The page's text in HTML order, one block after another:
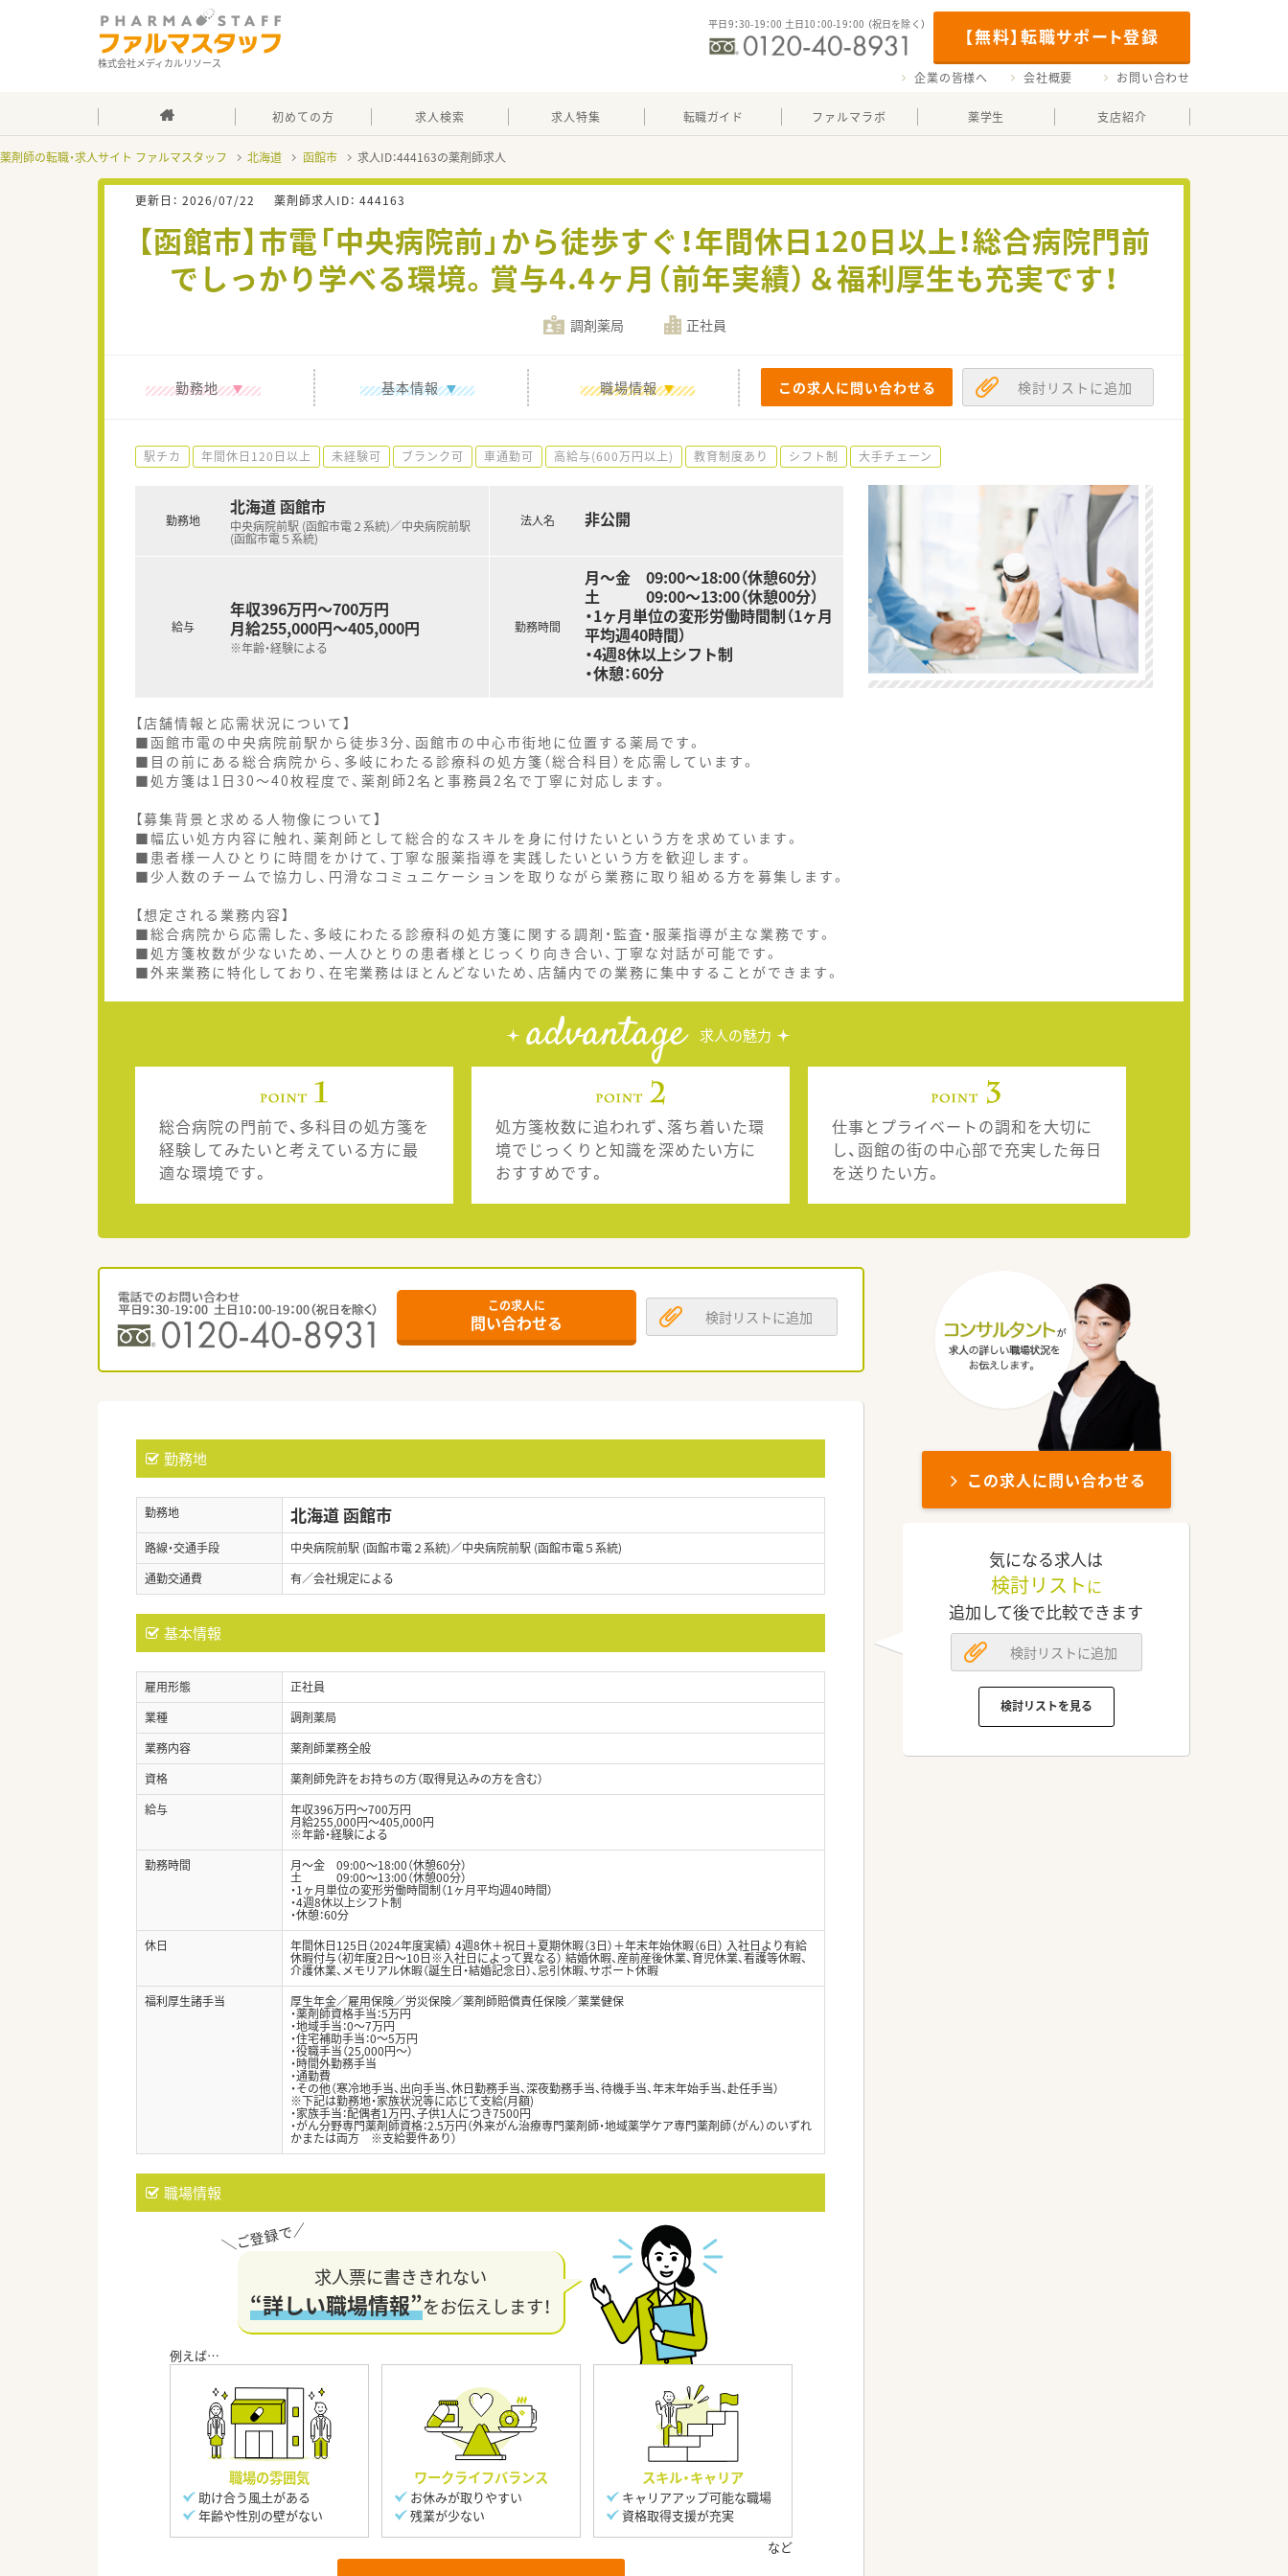
株式会社メディカルリソース
【無料】転職サポート登録
平日9：30-19：00 土日10：00-19：00 （祝日を除く）
企業の皆様へ 会社概要 お問い合わせ
初めての方 求人検索 求人特集 転職ガイド ファルマラボ 薬学生 支店紹介
薬剤師の転職・求人サイト ファルマスタッフ 北海道 函館市 求人ID：444163の薬剤師求人
更新日： 2026/07/22 薬剤師求人ID： 444163
【函館市】市電「中央病院前」から徒歩すぐ！年間休日120日以上！総合病院門前
でしっかり学べる環境。賞与4.4ヶ月（前年実績）＆福利厚生も充実です！
調剤薬局 正社員
勤務地 基本情報 職場情報 この求人に問い合わせる 検討リストに追加
駅チカ 年間休日120日以上 未経験可 ブランク可 車通勤可 高給与(600万円以上) 教育制度あり シフト制 大手チェーン
勤務地
北海道 函館市
中央病院前駅 (函館市電２系統)／中央病院前駅
(函館市電５系統)
給与
年収396万円～700万円
月給255,000円～405,000円
※年齢・経験による
法人名 非公開
勤務時間
月～金 09:00～18:00（休憩60分）
土 09:00～13:00（休憩00分）
・1ヶ月単位の変形労働時間制（1ヶ月
平均週40時間）
・4週8休以上シフト制
・休憩：60分
【店舗情報と応需状況について】
■函館市電の中央病院前駅から徒歩3分、函館市の中心市街地に位置する薬局です。
■目の前にある総合病院から、多岐にわたる診療科の処方箋（総合科目）を応需しています。
■処方箋は1日30〜40枚程度で、薬剤師2名と事務員2名で丁寧に対応します。
【募集背景と求める人物像について】
■幅広い処方内容に触れ、薬剤師として総合的なスキルを身に付けたいという方を求めています。
■患者様一人ひとりに時間をかけて、丁寧な服薬指導を実践したいという方を歓迎します。
■少人数のチームで協力し、円滑なコミュニケーションを取りながら業務に取り組める方を募集します。
【想定される業務内容】
■総合病院から応需した、多岐にわたる診療科の処方箋に関する調剤・監査・服薬指導が主な業務です。
■処方箋枚数が少ないため、一人ひとりの患者様とじっくり向き合い、丁寧な対話が可能です。
■外来業務に特化しており、在宅業務はほとんどないため、店舗内での業務に集中することができます。
advantage 求人の魅力
総合病院の門前で、多科目の処方箋を
経験してみたいと考えている方に最
適な環境です。
処方箋枚数に追われず、落ち着いた環
境でじっくりと知識を深めたい方に
おすすめです。
仕事とプライベートの調和を大切に
し、函館の街の中心部で充実した毎日
を送りたい方。
この求人に
問い合わせる 検討リストに追加
勤務地
勤務地 北海道 函館市
路線・交通手段
中央病院前駅 (函館市電２系統)／中央病院前駅 (函館市電５系統)
通勤交通費
有／会社規定による
基本情報
雇用形態
正社員
業種
調剤薬局
業務内容
薬剤師業務全般
資格
薬剤師免許をお持ちの方（取得見込みの方を含む）
給与
年収396万円～700万円
月給255,000円～405,000円
※年齢・経験による
勤務時間
月～金 09:00～18:00（休憩60分）
土 09:00～13:00（休憩00分）
・1ヶ月単位の変形労働時間制（1ヶ月平均週40時間）
・4週8休以上シフト制
・休憩：60分
休日
年間休日125日（2024年度実績） 4週8休＋祝日＋夏期休暇（3日）＋年末年始休暇（6日） 入社日より有給
休暇付与（初年度2日～10日※入社日によって異なる） 結婚休暇、産前産後休業、育児休業、看護等休暇、
介護休業、メモリアル休暇（誕生日・結婚記念日）、忌引休暇、サポート休暇
福利厚生諸手当
厚生年金／雇用保険／労災保険／薬剤師賠償責任保険／薬業健保
・薬剤師資格手当：5万円
・地域手当：0～7万円
・住宅補助手当：0～5万円
・役職手当（25,000円～）
・時間外勤務手当
・通勤費
・その他（寒冷地手当、出向手当、休日勤務手当、深夜勤務手当、待機手当、年末年始手当、赴任手当）
※下記は勤務地・家族状況等に応じて支給(月額)
・家族手当：配偶者1万円、子供1人につき7500円
・がん分野専門薬剤師資格：2.5万円（外来がん治療専門薬剤師・地域薬学ケア専門薬剤師（がん）のいずれ
かまたは両方 ※支給要件あり）
職場情報
求人票に書ききれない
“詳しい職場情報”をお伝えします！
職場の雰囲気
助け合う風土がある
年齢や性別の壁がない
ワークライフバランス
お休みが取りやすい
残業が少ない
スキル・キャリア
キャリアアップ可能な職場
資格取得支援が充実
この求人に問い合わせる
気になる求人は
検討リスト に
追加して後で比較できます
検討リストに追加
検討リストを見る